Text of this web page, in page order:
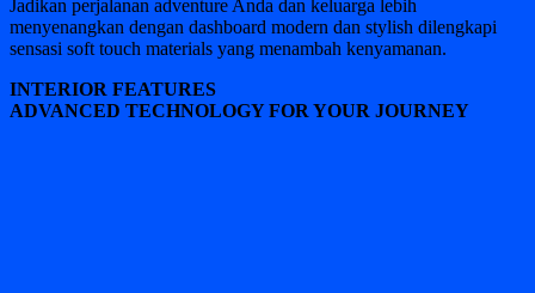
Jadikan perjalanan adventure Anda dan keluarga lebih
menyenangkan dengan dashboard modern dan stylish dilengkapi
sensasi soft touch materials yang menambah kenyamanan.
INTERIOR FEATURES
ADVANCED TECHNOLOGY FOR YOUR JOURNEY